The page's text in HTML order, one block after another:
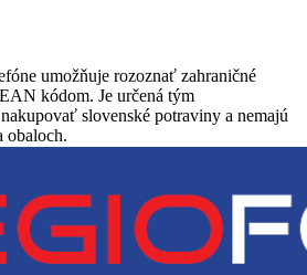
umožňuje rozoznať zahraničné
kódom. Je určená tým
slovenské potraviny a nemajú
obaloch.